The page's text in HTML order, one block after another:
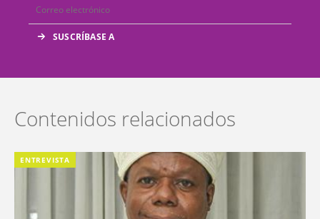
Contenidos relacionados
ENTREVISTA